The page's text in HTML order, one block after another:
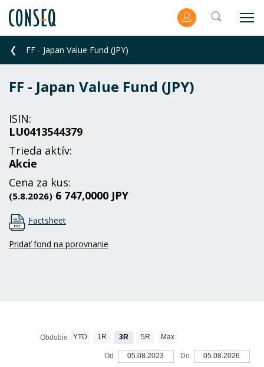
FF - Japan Value Fund (JPY)
FF - Japan Value Fund (JPY)
ISIN:
LU0413544379
Trieda aktív:
Akcie
Cena za kus:
(5.8.2026) 6 747,0000 JPY
Factsheet
Pridať fond na porovnanie
Obdobie YTD 1R 3R 5R Max
Od 05.08.2023 Do 05.08.2026